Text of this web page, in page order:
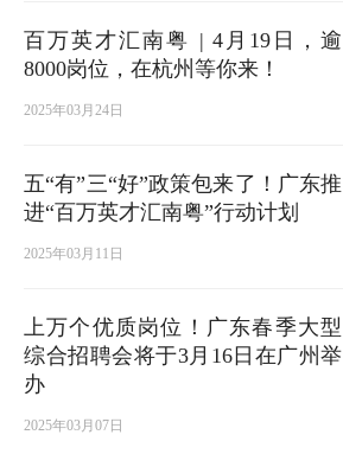
百万英才汇南粤 | 4月19日，逾
8000岗位，在杭州等你来！
2025年03月24日
五“有”三“好”政策包来了！广东推
进“百万英才汇南粤”行动计划
2025年03月11日
上万个优质岗位！广东春季大型
综合招聘会将于3月16日在广州举
办
2025年03月07日